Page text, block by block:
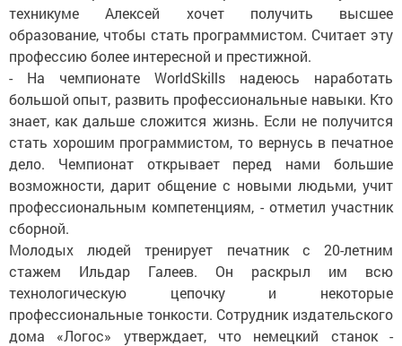
техникуме Алексей хочет получить высшее
образование, чтобы стать программистом. Считает эту
профессию более интересной и престижной.
- На чемпионате WorldSkills надеюсь наработать
большой опыт, развить профессиональные навыки. Кто
знает, как дальше сложится жизнь. Если не получится
стать хорошим программистом, то вернусь в печатное
дело. Чемпионат открывает перед нами большие
возможности, дарит общение с новыми людьми, учит
профессиональным компетенциям, - отметил участник
сборной.
Молодых людей тренирует печатник с 20-летним
стажем Ильдар Галеев. Он раскрыл им всю
технологическую цепочку и некоторые
профессиональные тонкости. Сотрудник издательского
дома «Логос» утверждает, что немецкий станок -